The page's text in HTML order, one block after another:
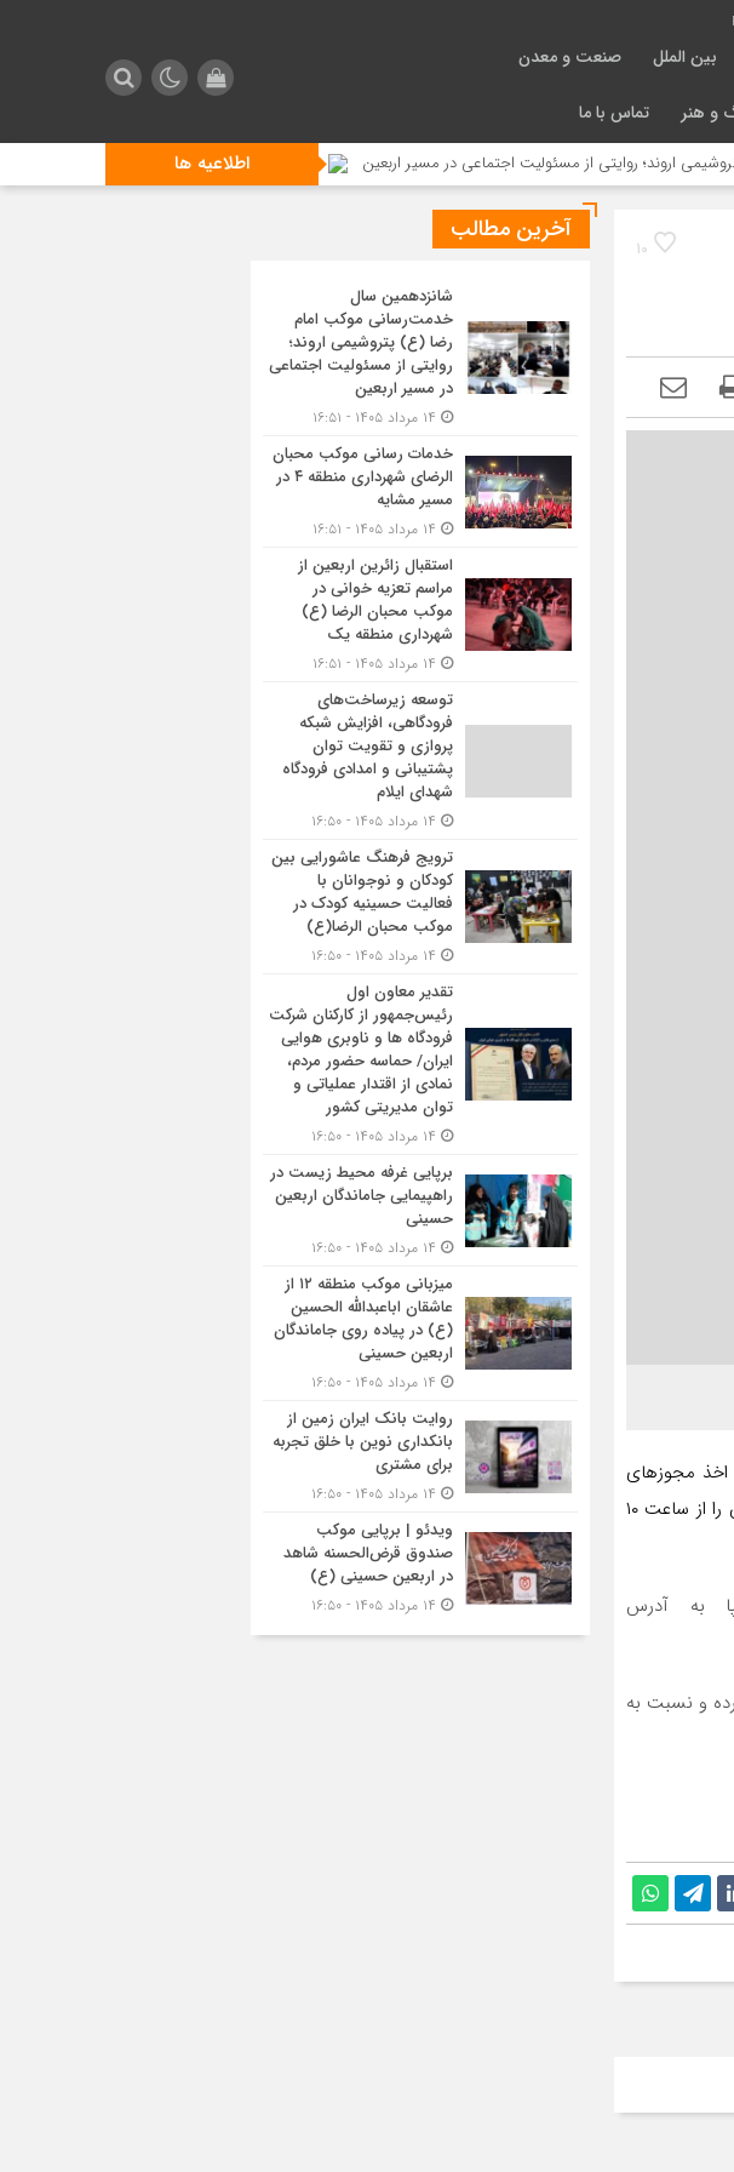
بین الملل صنعت و معدن
و هنر تماس با ما
اطلاعیه ها روایتی از مسئولیت اجتماعی در مسیر اربعین خدمات رسانی موکب محبان الرضای شهرداری منطقه ۴ در مسیر مشایه
10
اخذ مجوزهای
شماره‌گذاری از سوی سازمان های ملی استاندارد و محیط زیست در نظر دارد فروش وانت ۱۵۱ و انواع نیسان را از ساعت ۱۰
به آدرس
و نسبت به
آخرین مطالب
شانزدهمین سال
خدمت‌رسانی موکب امام
رضا (ع) پتروشیمی اروند؛
روایتی از مسئولیت اجتماعی
در مسیر اربعین
خدمات رسانی موکب محبان
الرضای شهرداری منطقه ۴ در
مسیر مشایه
استقبال زائرین اربعین از
مراسم تعزیه خوانی در
موکب محبان الرضا (ع)
شهرداری منطقه یک
توسعه زیرساخت‌های
فرودگاهی، افزایش شبکه
پروازی و تقویت توان
پشتیبانی و امدادی فرودگاه
شهدای ایلام
ترویج فرهنگ عاشورایی بین
کودکان و نوجوانان با
فعالیت حسینیه کودک در
موکب محبان الرضا(ع)
تقدیر معاون اول
رئیس‌جمهور از کارکنان شرکت
فرودگاه ها و ناوبری هوایی
ایران/ حماسه حضور مردم،
نمادی از اقتدار عملیاتی و
توان مدیریتی کشور
برپایی غرفه محیط زیست در
راهپیمایی جاماندگان اربعین
حسینی
میزبانی موکب منطقه ۱۲ از
عاشقان اباعبدالله الحسین
(ع) در پیاده روی جاماندگان
اربعین حسینی
روایت بانک ایران زمین از
بانکداری نوین با خلق تجربه
برای مشتری
ویدئو | برپایی موکب
صندوق قرض‌الحسنه شاهد
در اربعین حسینی (ع)